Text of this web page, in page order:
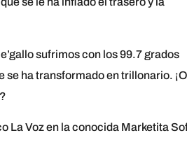
sufrimos con los 99.7 grados
se ha transformado en trillonario.
La Voz en la conocida Marketita